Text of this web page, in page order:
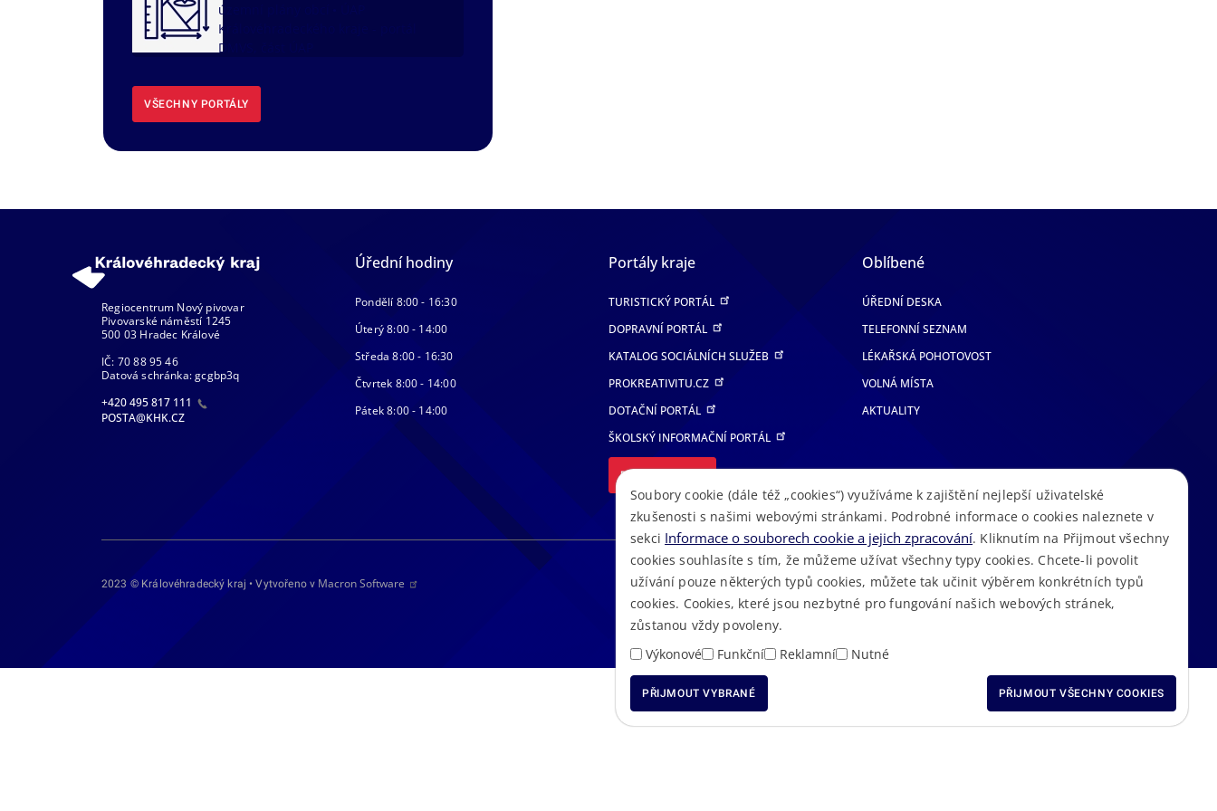
územní plány obcí
Královéhradeckého kraje - portál
DMVS, část ÚAP
VŠECHNY PORTÁLY
Regiocentrum Nový pivovar
Pivovarské náměstí 1245
500 03 Hradec Králové
IČ: 70 88 95 46
Datová schránka: gcgbp3q
+420 495 817 111
POSTA@KHK.CZ
Úřední hodiny
Pondělí 8:00 - 16:30
Úterý 8:00 - 14:00
Středa 8:00 - 16:30
Čtvrtek 8:00 - 14:00
Pátek 8:00 - 14:00
Portály kraje
TURISTICKÝ PORTÁL
DOPRAVNÍ PORTÁL
KATALOG SOCIÁLNÍCH SLUŽEB
PROKREATIVITU.CZ
DOTAČNÍ PORTÁL
ŠKOLSKÝ INFORMAČNÍ PORTÁL
DALŠÍ PORTÁLY
Oblíbené
ÚŘEDNÍ DESKA
TELEFONNÍ SEZNAM
LÉKAŘSKÁ POHOTOVOST
VOLNÁ MÍSTA
AKTUALITY
2023 © Královéhradecký kraj • Vytvořeno v Macron Software RSS •Mapa stránek•Cookies •Prohlášení o přístupnosti•GDPR
Soubory cookie (dále též „cookies“) využíváme k zajištění nejlepší uživatelské
zkušenosti s našimi webovými stránkami. Podrobné informace o cookies naleznete v
sekci Informace o souborech cookie a jejich zpracování. Kliknutím na Přijmout všechny
cookies souhlasíte s tím, že můžeme užívat všechny typy cookies. Chcete-li povolit
užívání pouze některých typů cookies, můžete tak učinit výběrem konkrétních typů
cookies. Cookies, které jsou nezbytné pro fungování našich webových stránek,
zůstanou vždy povoleny.
Výkonové
Funkční Reklamní Nutné
PŘIJMOUT VYBRANÉ PŘIJMOUT VŠECHNY COOKIES
ODMÍTNOUT